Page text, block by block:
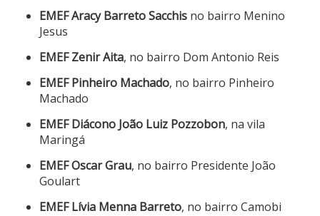
EMEF Aracy Barreto Sacchis no bairro Menino
Jesus
EMEF Zenir Aita, no bairro Dom Antonio Reis
EMEF Pinheiro Machado, no bairro Pinheiro
Machado
EMEF Diácono João Luiz Pozzobon, na vila
Maringá
EMEF Oscar Grau, no bairro Presidente João
Goulart
EMEF Lívia Menna Barreto, no bairro Camobi